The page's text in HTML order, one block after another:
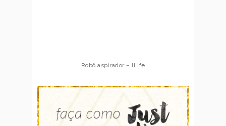
Robô aspirador – ILife